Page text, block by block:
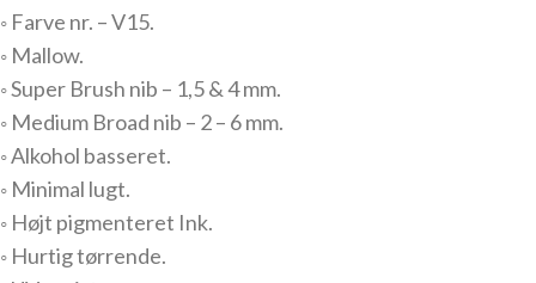
◦ Farve nr. – V15.
◦ Mallow.
◦ Super Brush nib – 1,5 & 4 mm.
◦ Medium Broad nib – 2 – 6 mm.
◦ Alkohol basseret.
◦ Minimal lugt.
◦ Højt pigmenteret Ink.
◦ Hurtig tørrende.